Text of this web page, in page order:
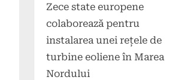
Zece state europene
colaborează pentru
instalarea unei rețele de
turbine eoliene în Marea
Nordului